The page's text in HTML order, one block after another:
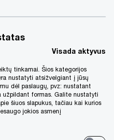
Visada aktyvus
tinkamai. Šios kategorijos
nustatyti atsižvelgiant į jūsų
dėl paslaugų, pvz: nustatant
užpildant formas. Galite nustatyti
šiuos slapukus, tačiau kai kurios
jokios asmenį